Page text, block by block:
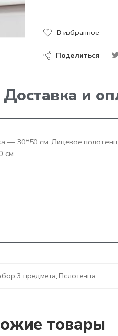
В избранное
Поделиться
Доставка и
— 30*50 см, Лицевое
см
3 предмета, Полотенца
товары